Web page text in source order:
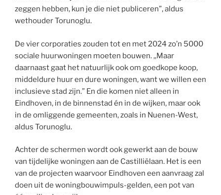
zeggen hebben, kun je die niet publiceren”, aldus
wethouder Torunoglu.
De vier corporaties zouden tot en met 2024 zo’n 5000
sociale huurwoningen moeten bouwen. ,,Maar
daarnaast gaat het natuurlijk ook om goedkope koop,
middeldure huur en dure woningen, want we willen een
inclusieve stad zijn.” En die komen niet alleen in
Eindhoven, in de binnenstad én in de wijken, maar ook
in de omliggende gemeenten, zoals in Nuenen-West,
aldus Torunoglu.
Achter de schermen wordt ook gewerkt aan de bouw
van tijdelijke woningen aan de Castilliëlaan. Het is een
van de projecten waarvoor Eindhoven een aanvraag zal
doen uit de woningbouwimpuls-gelden, een pot van